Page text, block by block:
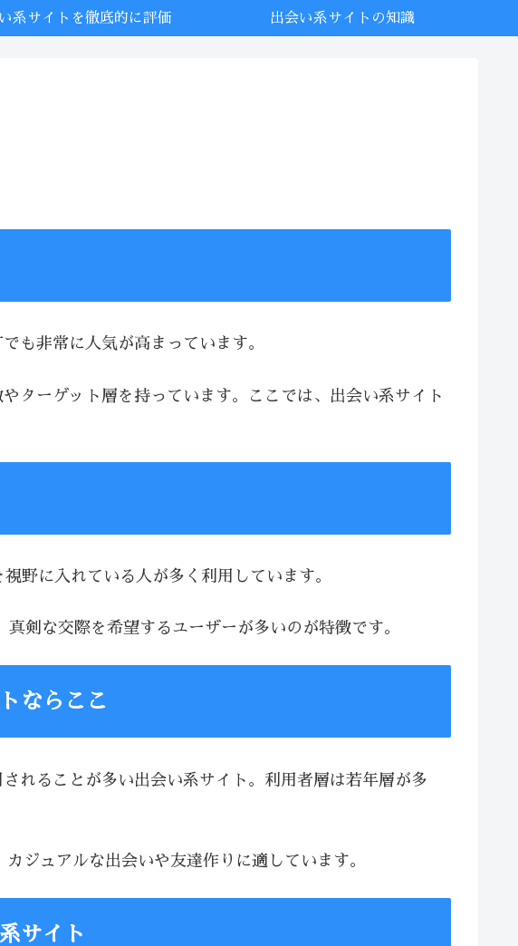
系サイトを徹底的に評価 出会い系サイトの知識
も非常に人気が高まっています。
ターゲット層を持っています。ここでは、出会い系サイト
野に入れている人が多く利用しています。
剣な交際を希望するユーザーが多いのが特徴です。
ならここ
れることが多い出会い系サイト。利用者層は若年層が多
ジュアルな出会いや友達作りに適しています。
サイト